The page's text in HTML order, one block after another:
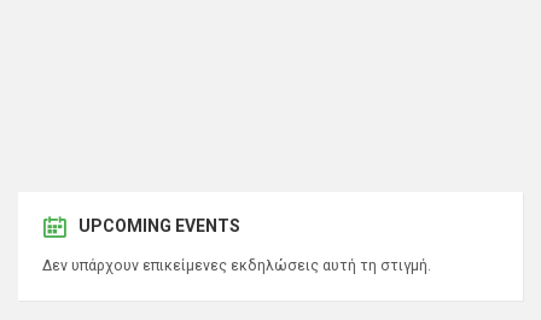
UPCOMING EVENTS
Δεν υπάρχουν επικείμενες εκδηλώσεις αυτή τη στιγμή.